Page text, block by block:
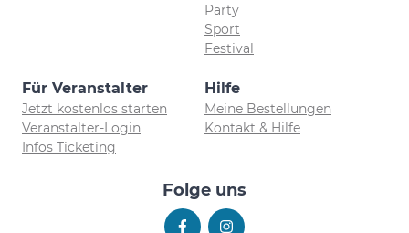
Party
Sport
Festival
Für Veranstalter
Jetzt kostenlos starten
Veranstalter-Login
Infos Ticketing
Hilfe
Meine Bestellungen
Kontakt & Hilfe
Folge uns